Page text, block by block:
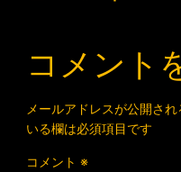
コメント
メールアドレスが公開され
いる欄は必須項目です
コメント ※